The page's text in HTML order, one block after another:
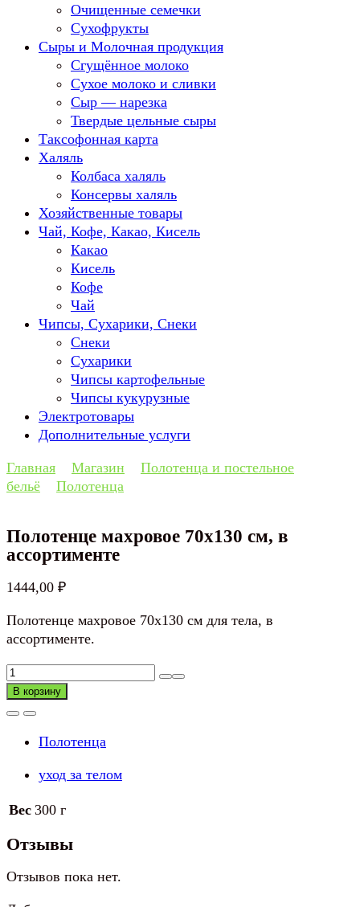
Очищенные семечки
Сухофрукты
Сыры и Молочная продукция
Сгущённое молоко
Сухое молоко и сливки
Сыр — нарезка
Твердые цельные сыры
Таксофонная карта
Халяль
Колбаса халяль
Консервы халяль
Хозяйственные товары
Чай, Кофе, Какао, Кисель
Какао
Кисель
Кофе
Чай
Чипсы, Сухарики, Снеки
Снеки
Сухарики
Чипсы картофельные
Чипсы кукурузные
Электротовары
Дополнительные услуги
Главная Магазин
Полотенца и постельное
бельё
Полотенца
Полотенце махровое 70х130 см, в
ассортименте
1444,00 ₽
Полотенце махровое 70х130 см для тела, в
ассортименте.
Количество
товара
Полотенце
70х130
В корзину
Полотенца
уход за телом
Вес 300 г
Отзывы
Отзывов пока нет.